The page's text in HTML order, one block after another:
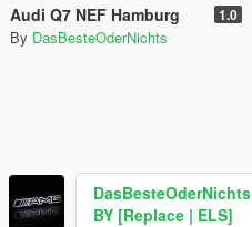
Audi Q7 NEF Hamburg 1.0
By DasBesteOderNichts
DasBesteOderNichts
BY [Replace | ELS]